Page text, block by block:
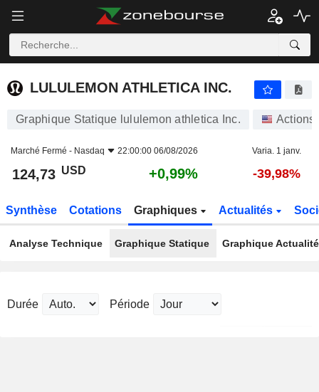
LULULEMON ATHLETICA INC.
Graphique Statique lululemon athletica Inc. Actions
Marché Fermé - Nasdaq 22:00:00 06/08/2026 Varia. 1 janv.
124,73 USD +0,99% -39,98%
Synthèse Cotations Graphiques Actualités
Analyse Technique Graphique Statique Graphique
Durée Période